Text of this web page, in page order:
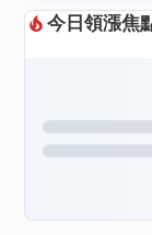
今日領漲焦